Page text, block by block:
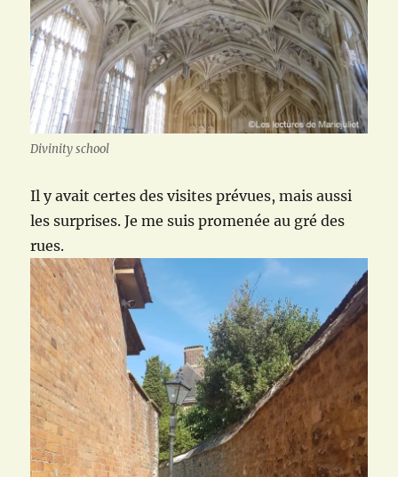
Divinity school
Il y avait certes des visites prévues, mais aussi
les surprises. Je me suis promenée au gré des
rues.